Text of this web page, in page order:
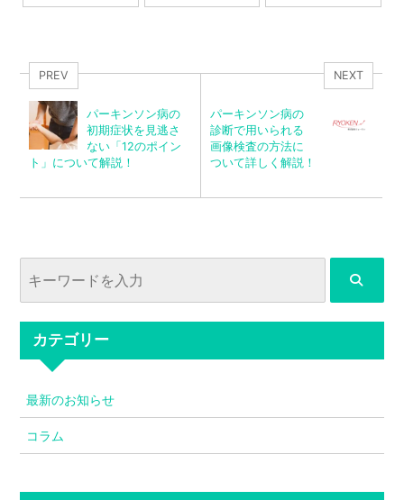
PREV
パーキンソン病の
初期症状を見逃さ
ない「12のポイン
ト」について解説！
NEXT
パーキンソン病の
診断で用いられる
画像検査の方法に
ついて詳しく解説！
カテゴリー
最新のお知らせ
コラム